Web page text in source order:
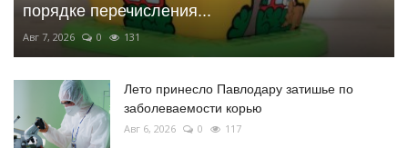
порядке перечисления...
Авг 7, 2026 0 131
Лето принесло Павлодару затишье по
заболеваемости корью
Авг 6, 2026 0 117